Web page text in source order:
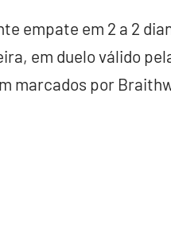
empate em 2 a 2
em duelo válido
marcados por